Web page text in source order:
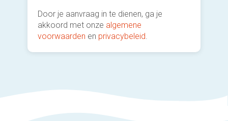
Door je aanvraag in te dienen, ga je
akkoord met onze algemene
voorwaarden en privacybeleid.